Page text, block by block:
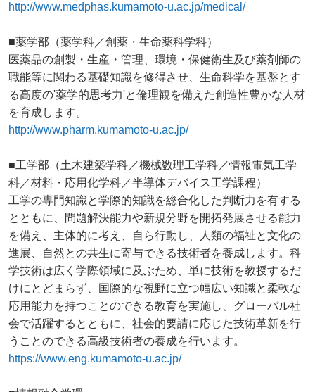
http://www.medphas.kumamoto-u.ac.jp/medical/
■薬学部（薬学科／創薬・生命薬科学科）
医薬品の創製・生産・管理、環境・保健衛生及び薬剤師の
職能等に関わる基礎知識を修得させ、生命科学を基盤とす
る高度の'薬学的思考力'と倫理観を備えた創造性豊かな人材
を育成します。
http://www.pharm.kumamoto-u.ac.jp/
■工学部（土木建築学科／機械数理工学科／情報電気工学
科／材料・応用化学科／半導体デバイス工学課程）
工学の専門知識と学際的知識を総合化した判断力を有する
とともに、問題解決能力や新規分野を開拓発展させる能力
を備え、主体的に考え、自ら行動し、人類の福祉と文化の
進展、自然との共生に寄与できる技術者を養成します。科
学技術は広く学際領域に及ぶため、単に技術を教授するだ
けにとどまらず、国際的な視野に立つ幅広い知識と柔軟な
応用能力を持つことのできる教育を実施し、グローバル社
会で活躍するとともに、社会的要請に応じた技術革新を行
うことのできる高級技術者の養成を行います。
https://www.eng.kumamoto-u.ac.jp/